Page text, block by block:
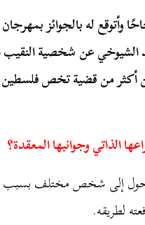
له بالجوائز
الشيوخي عن شخصية النقيب
أكثر من قضية تخص
وجوانبها المعقدة؟
تحول إلى شخص مختلف
لطريقه.